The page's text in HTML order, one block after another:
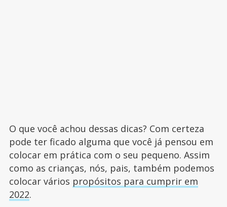
O que você achou dessas dicas? Com certeza
pode ter ficado alguma que você já pensou em
colocar em prática com o seu pequeno. Assim
como as crianças, nós, pais, também podemos
colocar vários propósitos para cumprir em
2022.